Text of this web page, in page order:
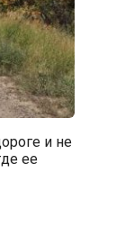
и не
ее